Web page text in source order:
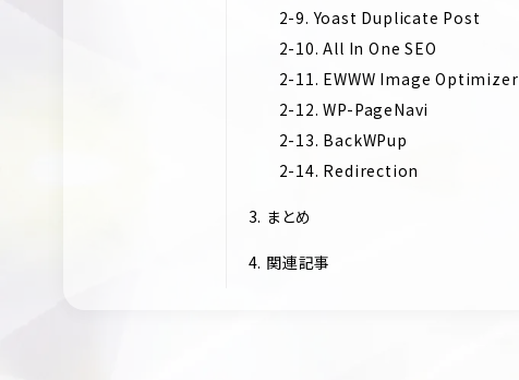
2-9. Yoast Duplicate Post
2-10. All In One SEO
2-11. EWWW Image Optimizer
2-12. WP-PageNavi
2-13. BackWPup
2-14. Redirection
3. まとめ
4. 関連記事